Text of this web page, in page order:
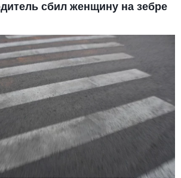
сбил женщину на зебре